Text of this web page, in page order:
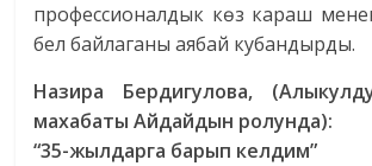
профессионалдык көз караш
бел байлаганы аябай кубандырды.
Назира Бердигулова,
махабаты Айдайдын ролунда):
“35-жылдарга барып келдим”